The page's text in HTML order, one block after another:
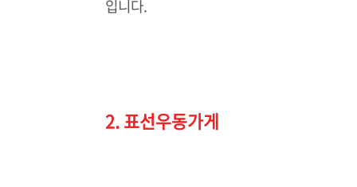
입니다.
2. 표선우동가게